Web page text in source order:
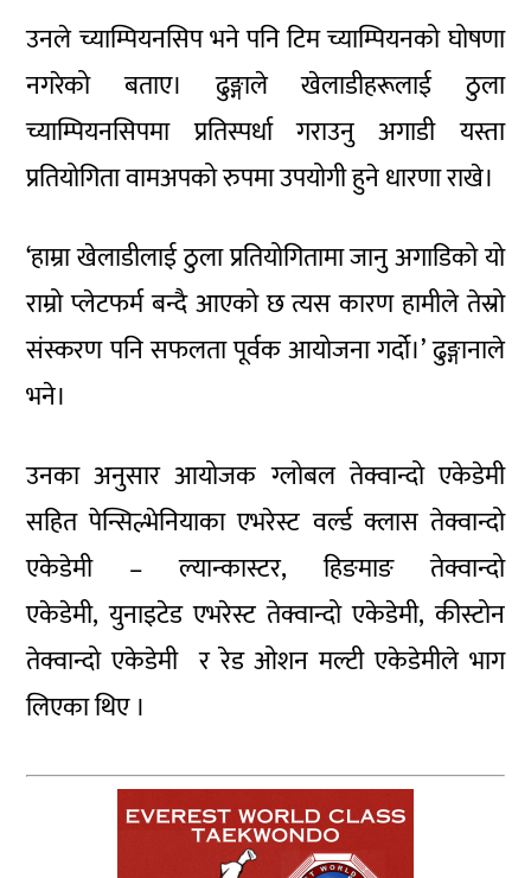
उनले च्याम्पियनसिप भने पनि टिम च्याम्पियनको घोषणा
नगरेको बताए। ढुङ्गाले खेलाडीहरूलाई ठुला
च्याम्पियनसिपमा प्रतिस्पर्धा गराउनु अगाडी यस्ता
प्रतियोगिता वामअपको रुपमा उपयोगी हुने धारणा राखे।
‘हाम्रा खेलाडीलाई ठुला प्रतियोगितामा जानु अगाडिको यो
राम्रो प्लेटफर्म बन्दै आएको छ त्यस कारण हामीले तेस्रो
संस्करण पनि सफलता पूर्वक आयोजना गर्दो।’ ढुङ्गानाले
भने।
उनका अनुसार आयोजक ग्लोबल तेक्वान्दो एकेडेमी
सहित पेन्सिल्भेनियाका एभरेस्ट वर्ल्ड क्लास तेक्वान्दो
एकेडेमी – ल्यान्कास्टर, हिङमाङ तेक्वान्दो
एकेडेमी, युनाइटेड एभरेस्ट तेक्वान्दो एकेडेमी, कीस्टोन
तेक्वान्दो एकेडेमी र रेड ओशन मल्टी एकेडेमीले भाग
लिएका थिए ।